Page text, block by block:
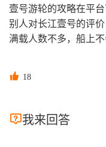
壹号游轮的攻略在平
别人对长江壹号的评
满载人数不多，船上不
 18
我来回答